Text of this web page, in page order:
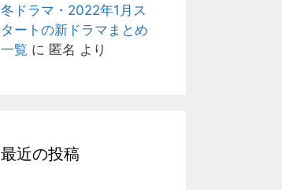
冬ドラマ・2022年1月ス
タートの新ドラマまとめ
一覧 に 匿名 より
最近の投稿